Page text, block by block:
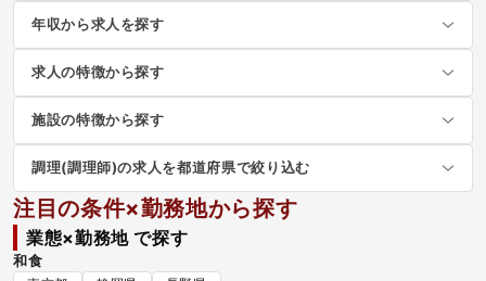
年収から求人を探す
求人の特徴から探す
施設の特徴から探す
調理(調理師)の求人を都道府県で絞り込む
注目の条件×勤務地から探す
業態×勤務地 で探す
和食